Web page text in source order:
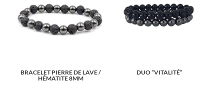
BRACELET PIERRE DE LAVE /
HÉMATITE 8MM
DUO “VITALITÉ”